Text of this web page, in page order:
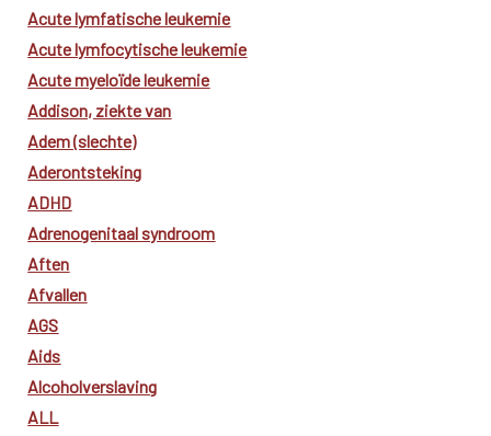
Acute lymfatische leukemie
Acute lymfocytische leukemie
Acute myeloïde leukemie
Addison, ziekte van
Adem (slechte)
Aderontsteking
ADHD
Adrenogenitaal syndroom
Aften
Afvallen
AGS
Aids
Alcoholverslaving
ALL